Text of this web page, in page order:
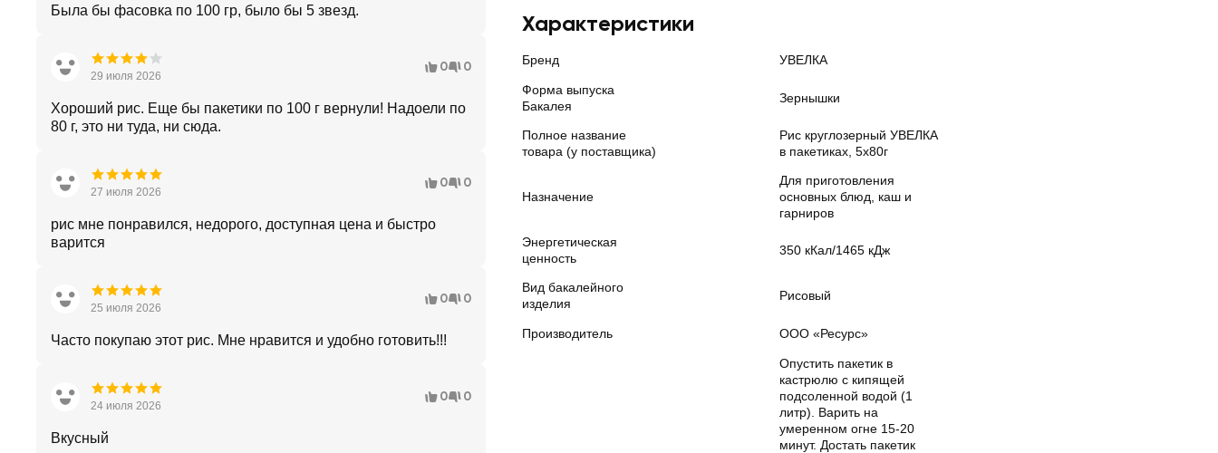
Характеристики
Бренд УВЕЛКА
Форма выпуска
Бакалея
Зернышки
Полное название
товара (у поставщика)
Рис круглозерный УВЕЛКА
в пакетиках, 5х80г
Назначение
Для приготовления
основных блюд, каш и
гарниров
Энергетическая
ценность
350 кКал/1465 кДж
Вид бакалейного
изделия
Рисовый
Производитель ООО «Ресурс»
Опустить пакетик в
кастрюлю с кипящей
подсоленной водой (1
литр). Варить на
умеренном огне 15-20
минут. Достать пакетик
Была бы фасовка по 100 гр, было бы 5 звезд.
29 июля 2026
0 0
Хороший рис. Еще бы пакетики по 100 г вернули! Надоели по
80 г, это ни туда, ни сюда.
27 июля 2026
0 0
рис мне понравился, недорого, доступная цена и быстро
варится
25 июля 2026
0 0
Часто покупаю этот рис. Мне нравится и удобно готовить!!!
24 июля 2026
0 0
Вкусный